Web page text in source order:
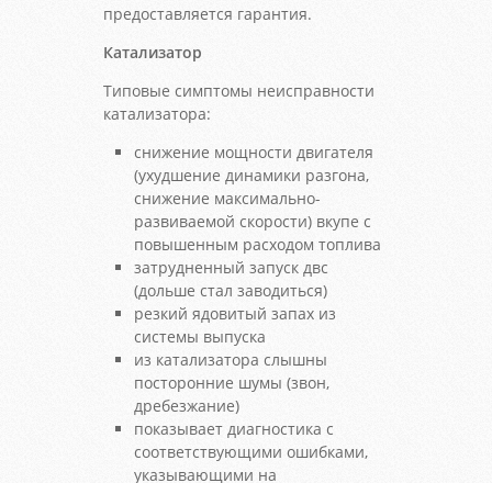
предоставляется гарантия.
Катализатор
Типовые симптомы неисправности
катализатора:
снижение мощности двигателя
(ухудшение динамики разгона,
снижение максимально-
развиваемой скорости) вкупе с
повышенным расходом топлива
затрудненный запуск двс
(дольше стал заводиться)
резкий ядовитый запах из
системы выпуска
из катализатора слышны
посторонние шумы (звон,
дребезжание)
показывает диагностика с
соответствующими ошибками,
указывающими на